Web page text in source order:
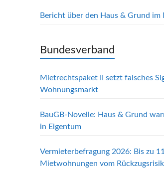
Bericht über den Haus & Grund im
Bundesverband
Mietrechtspaket II setzt falsches
Wohnungsmarkt
BauGB-Novelle: Haus & Grund
in Eigentum
Vermieterbefragung 2026: Bis zu
Mietwohnungen vom